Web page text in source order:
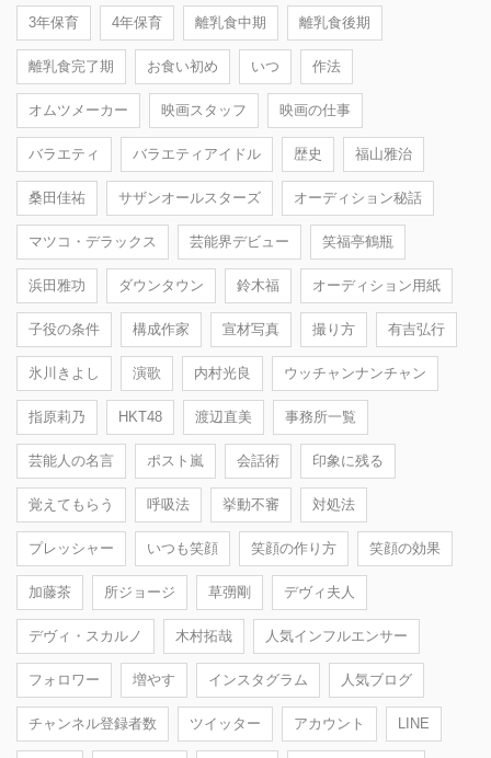
3年保育 4年保育 離乳食中期 離乳食後期
離乳食完了期 お食い初め いつ 作法
オムツメーカー 映画スタッフ 映画の仕事
バラエティ バラエティアイドル 歴史 福山雅治
桑田佳祐 サザンオールスターズ オーディション秘話
マツコ・デラックス 芸能界デビュー 笑福亭鶴瓶
浜田雅功 ダウンタウン 鈴木福 オーディション用紙
子役の条件 構成作家 宣材写真 撮り方 有吉弘行
氷川きよし 演歌 内村光良 ウッチャンナンチャン
指原莉乃 HKT48 渡辺直美 事務所一覧
芸能人の名言 ポスト嵐 会話術 印象に残る
覚えてもらう 呼吸法 挙動不審 対処法
プレッシャー いつも笑顔 笑顔の作り方 笑顔の効果
加藤茶 所ジョージ 草彅剛 デヴィ夫人
デヴィ・スカルノ 木村拓哉 人気インフルエンサー
フォロワー 増やす インスタグラム 人気ブログ
チャンネル登録者数 ツイッター アカウント LINE